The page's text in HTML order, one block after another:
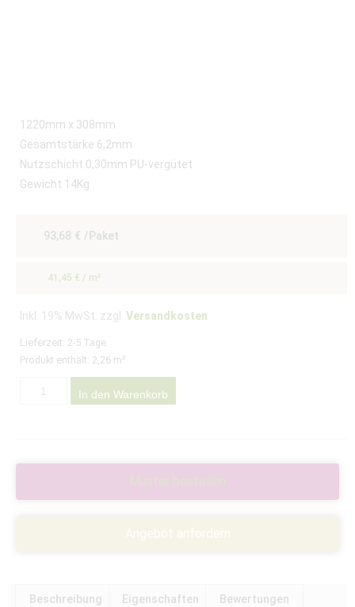
1220mm x 308mm
Gesamtstärke 6,2mm
Nutzschicht 0,30mm PU-vergütet
Gewicht 14Kg
93,68 € /Paket
41,45 € / m²
Inkl. 19% MwSt. zzgl. Versandkosten
Lieferzeit: 2-5 Tage
Produkt enthält: 2,26 m²
In den Warenkorb
Beschreibung Eigenschaften Bewertungen